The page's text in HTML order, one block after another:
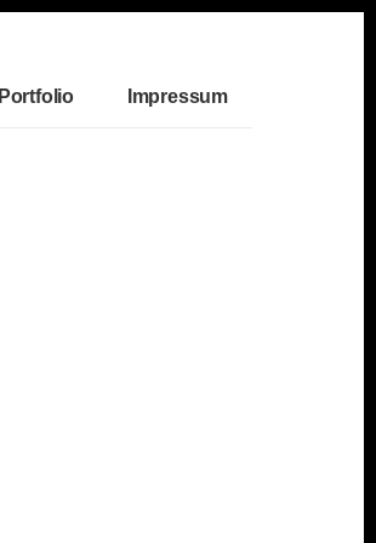
Portfolio Impressum